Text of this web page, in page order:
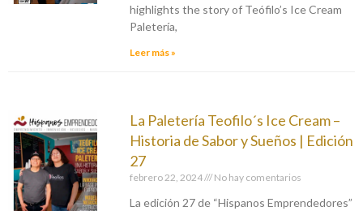
highlights the story of Teófilo’s Ice Cream
Paletería,
Leer más »
La Paletería Teofilo´s Ice Cream –
Historia de Sabor y Sueños | Edición
27
febrero 22, 2024 No hay comentarios
La edición 27 de “Hispanos Emprendedores”